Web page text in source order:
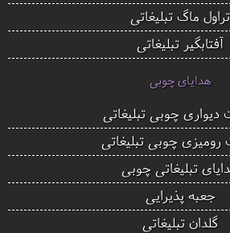
تراول ماگ تبلیغاتی
آفتابگیر تبلیغاتی
هدایای چوبی
چوبی تبلیغاتی
چوبی تبلیغاتی
تبلیغاتی چوبی
جعبه پذیرایی
گلدان تبلیغاتی